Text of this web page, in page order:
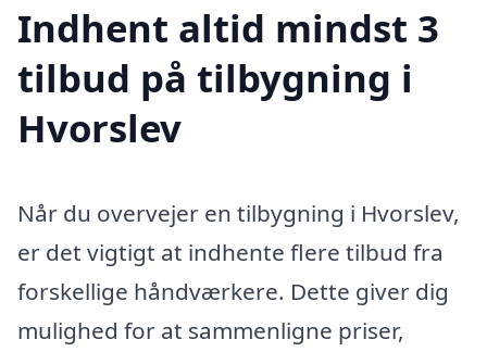
Indhent altid mindst 3
tilbud på tilbygning i
Hvorslev
Når du overvejer en tilbygning i Hvorslev,
er det vigtigt at indhente flere tilbud fra
forskellige håndværkere. Dette giver dig
mulighed for at sammenligne priser,